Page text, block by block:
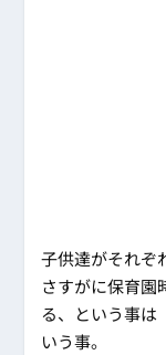
子供達がそれぞ
さすがに保育園
る、という事は
いう事。